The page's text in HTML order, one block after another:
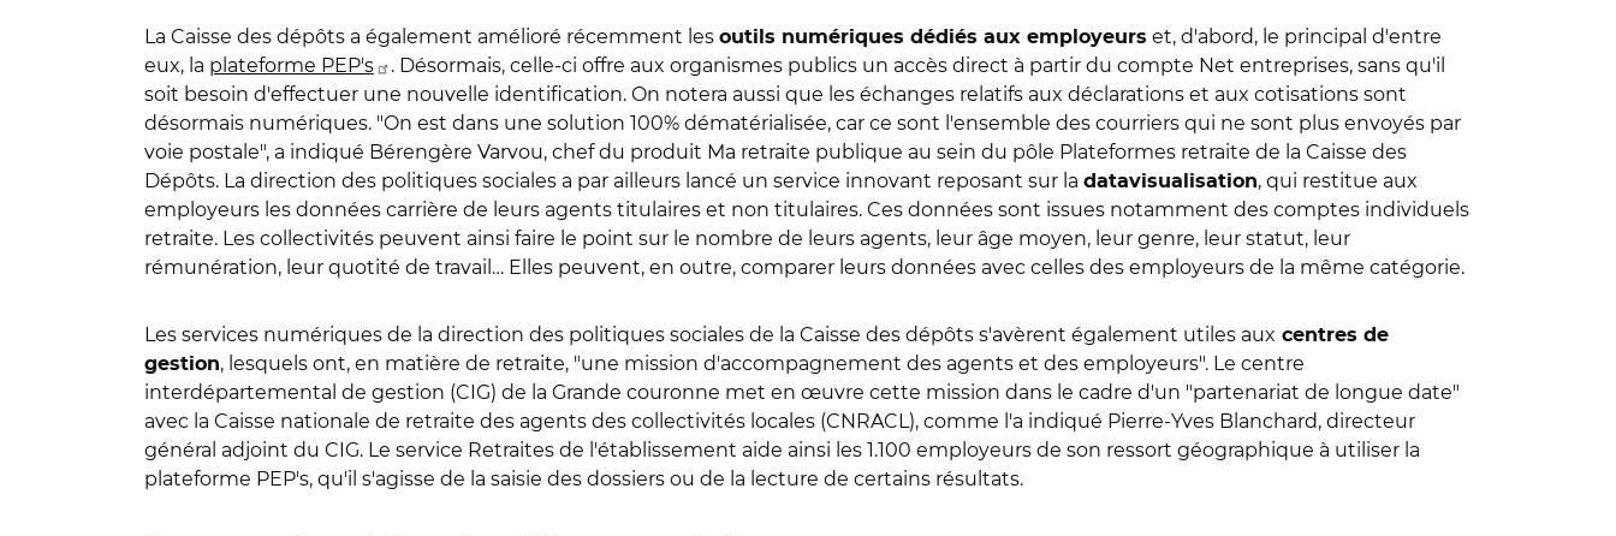
La Caisse des dépôts a également amélioré récemment les outils numériques dédiés aux employeurs et, d'abord, le principal d'entre
eux, la plateforme PEP's
. Désormais, celle-ci offre aux organismes publics un accès direct à partir du compte Net entreprises, sans qu'il
soit besoin d'effectuer une nouvelle identification. On notera aussi que les échanges relatifs aux déclarations et aux cotisations sont
désormais numériques. "On est dans une solution 100% dématérialisée, car ce sont l'ensemble des courriers qui ne sont plus envoyés par
voie postale", a indiqué Bérengère Varvou, chef du produit Ma retraite publique au sein du pôle Plateformes retraite de la Caisse des
Dépôts. La direction des politiques sociales a par ailleurs lancé un service innovant reposant sur la datavisualisation, qui restitue aux
employeurs les données carrière de leurs agents titulaires et non titulaires. Ces données sont issues notamment des comptes individuels
retraite. Les collectivités peuvent ainsi faire le point sur le nombre de leurs agents, leur âge moyen, leur genre, leur statut, leur
rémunération, leur quotité de travail… Elles peuvent, en outre, comparer leurs données avec celles des employeurs de la même catégorie.
Les services numériques de la direction des politiques sociales de la Caisse des dépôts s'avèrent également utiles aux centres de
gestion, lesquels ont, en matière de retraite, "une mission d'accompagnement des agents et des employeurs". Le centre
interdépartemental de gestion (CIG) de la Grande couronne met en œuvre cette mission dans le cadre d'un "partenariat de longue date"
avec la Caisse nationale de retraite des agents des collectivités locales (CNRACL), comme l'a indiqué Pierre-Yves Blanchard, directeur
général adjoint du CIG. Le service Retraites de l'établissement aide ainsi les 1.100 employeurs de son ressort géographique à utiliser la
plateforme PEP's, qu'il s'agisse de la saisie des dossiers ou de la lecture de certains résultats.